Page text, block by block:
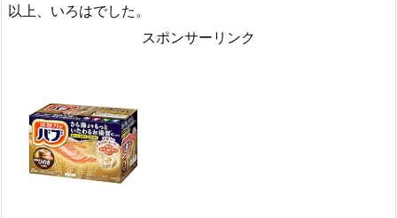
以上、いろはでした。
スポンサーリンク